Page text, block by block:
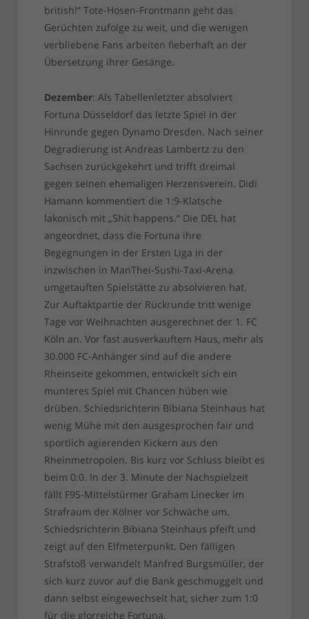
british!“ Tote-Hosen-Frontmann geht das
Gerüchten zufolge zu weit, und die wenigen
verbliebene Fans arbeiten fieberhaft an der
Übersetzung ihrer Gesänge.
Dezember: Als Tabellenletzter absolviert
Fortuna Düsseldorf das letzte Spiel in der
Hinrunde gegen Dynamo Dresden. Nach seiner
Degradierung ist Andreas Lambertz zu den
Sachsen zurückgekehrt und trifft dreimal
gegen seinen ehemaligen Herzensverein. Didi
Hamann kommentiert die 1:9-Klatsche
lakonisch mit „Shit happens.“ Die DEL hat
angeordnet, dass die Fortuna ihre
Begegnungen in der Ersten Liga in der
inzwischen in ManThei-Sushi-Taxi-Arena
umgetauften Spielstätte zu absolvieren hat.
Zur Auftaktpartie der Rückrunde tritt wenige
Tage vor Weihnachten ausgerechnet der 1. FC
Köln an. Vor fast ausverkauftem Haus, mehr als
30.000 FC-Anhänger sind auf die andere
Rheinseite gekommen, entwickelt sich ein
munteres Spiel mit Chancen hüben wie
drüben. Schiedsrichterin Bibiana Steinhaus hat
wenig Mühe mit den ausgesprochen fair und
sportlich agierenden Kickern aus den
Rheinmetropolen. Bis kurz vor Schluss bleibt es
beim 0:0. In der 3. Minute der Nachspielzeit
fällt F95-Mittelstürmer Graham Linecker im
Strafraum der Kölner vor Schwäche um.
Schiedsrichterin Bibiana Steinhaus pfeift und
zeigt auf den Elfmeterpunkt. Den fälligen
Strafstoß verwandelt Manfred Burgsmüller, der
sich kurz zuvor auf die Bank geschmuggelt und
dann selbst eingewechselt hat, sicher zum 1:0
für die glorreiche Fortuna.